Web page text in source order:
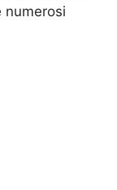
numerosi